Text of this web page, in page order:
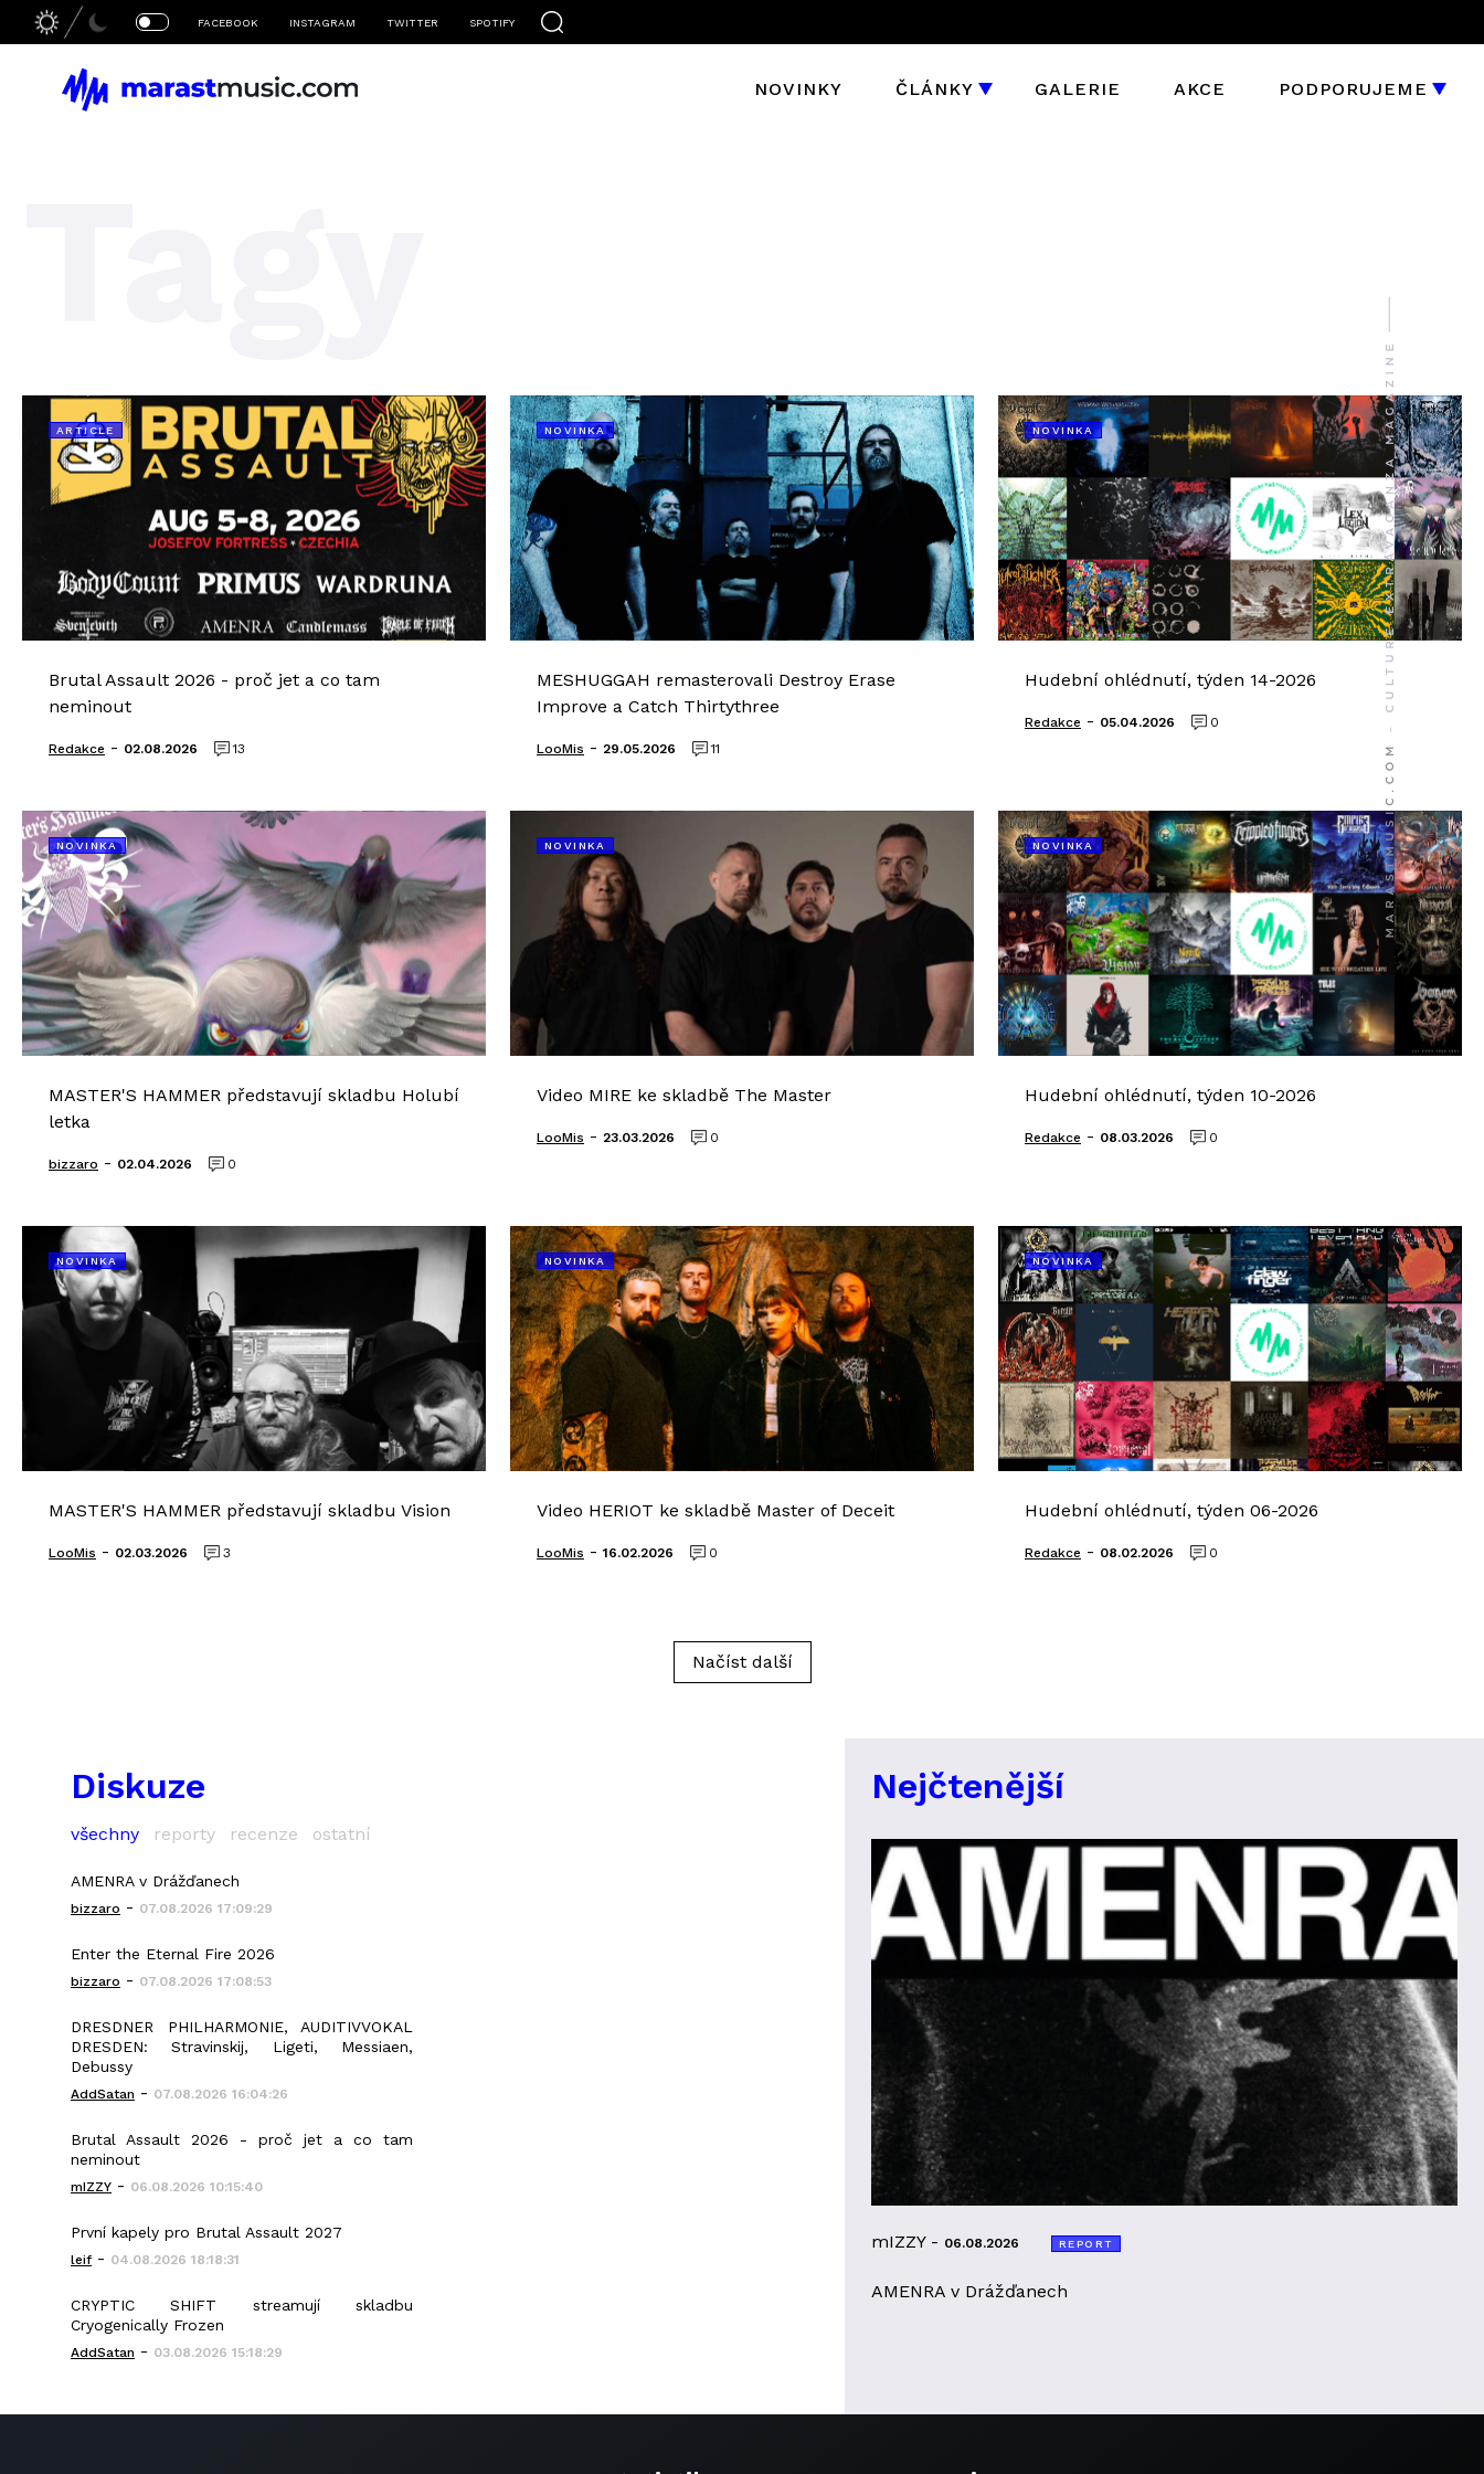
FACEBOOK INSTAGRAM TWITTER SPOTIFY
NOVINKY ČLÁNKY GALERIE AKCE PODPORUJEME
ARTICLE
Brutal Assault 2026 - proč jet a co tam
neminout
Redakce - 02.08.2026 13
NOVINKA
MESHUGGAH remasterovali Destroy Erase
Improve a Catch Thirtythree
LooMis - 29.05.2026 11
NOVINKA
Hudební ohlédnutí, týden 14-2026
Redakce - 05.04.2026 0
NOVINKA
MASTER'S HAMMER představují skladbu Holubí
letka
bizzaro - 02.04.2026 0
NOVINKA
Video MIRE ke skladbě The Master
LooMis - 23.03.2026 0
NOVINKA
Hudební ohlédnutí, týden 10-2026
Redakce - 08.03.2026 0
NOVINKA
MASTER'S HAMMER představují skladbu Vision
LooMis - 02.03.2026 3
NOVINKA
Video HERIOT ke skladbě Master of Deceit
LooMis - 16.02.2026 0
NOVINKA
Hudební ohlédnutí, týden 06-2026
Redakce - 08.02.2026 0
Načíst další
Diskuze
všechny reporty recenze ostatní
AMENRA v Drážďanech
bizzaro - 07.08.2026 17:09:29
Enter the Eternal Fire 2026
bizzaro - 07.08.2026 17:08:53
DRESDNER PHILHARMONIE, AUDITIVVOKAL
DRESDEN: Stravinskij, Ligeti, Messiaen,
Debussy
AddSatan - 07.08.2026 16:04:26
Brutal Assault 2026 - proč jet a co tam
neminout
mIZZY - 06.08.2026 10:15:40
První kapely pro Brutal Assault 2027
leif - 04.08.2026 18:18:31
CRYPTIC SHIFT streamují skladbu
Cryogenically Frozen
AddSatan - 03.08.2026 15:18:29
Nejčtenější
mIZZY - 06.08.2026 REPORT
AMENRA v Drážďanech